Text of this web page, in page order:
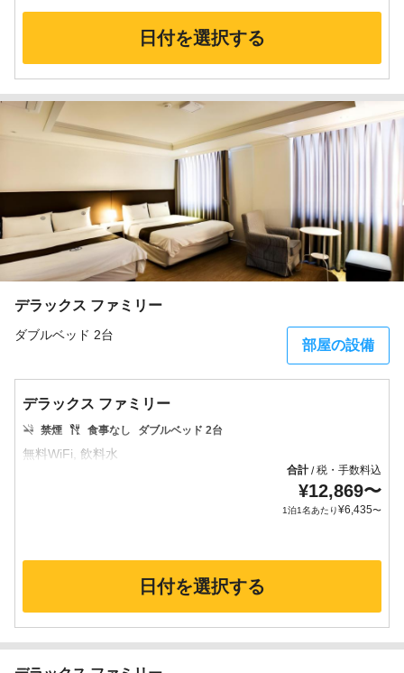
日付を選択する
デラックス ファミリー
ダブルベッド 2台
部屋の設備
デラックス ファミリー
禁煙 食事なし ダブルベッド 2台
合計/税・手数料込
¥12,869〜
1泊1名あたり¥6,435〜
日付を選択する